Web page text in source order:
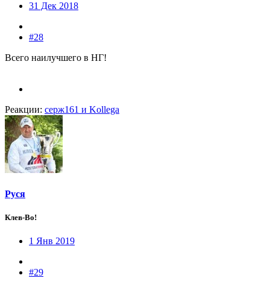
31 Дек 2018
#28
Всего наилучшего в НГ!
Реакции: серж161 и Kollega
Руся
Клев-Во!
1 Янв 2019
#29